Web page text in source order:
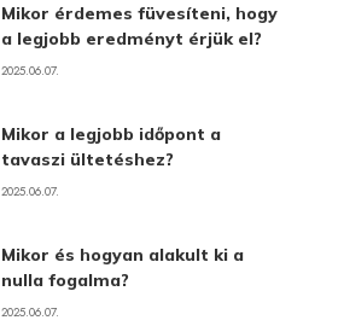
Mikor érdemes füvesíteni, hogy
a legjobb eredményt érjük el?
2025.06.07.
Mikor a legjobb időpont a
tavaszi ültetéshez?
2025.06.07.
Mikor és hogyan alakult ki a
nulla fogalma?
2025.06.07.